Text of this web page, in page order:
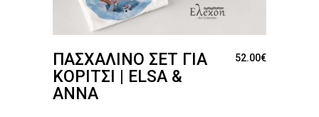
ΠΑΣΧΑΛΙΝΌ ΣΕΤ ΓΙΑ
ΚΟΡΊΤΣΙ | ELSA &
ANNA
52.00€